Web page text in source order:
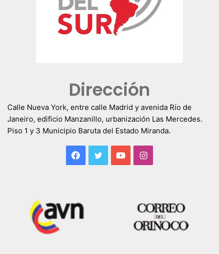
Dirección
Calle Nueva York, entre calle Madrid y avenida Río de
Janeiro, edificio Manzanillo, urbanización Las Mercedes.
Piso 1 y 3 Municipio Baruta del Estado Miranda.
Facebook
TwitterYouTubeInstagram